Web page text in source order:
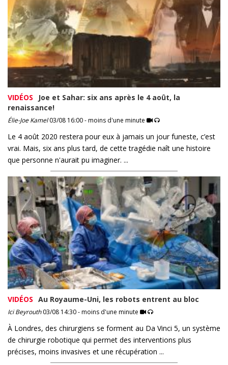
VIDÉOS
Joe et Sahar: six ans après le 4 août, la
renaissance!
Élie-Joe Kamel03/08 16:00 - moins d'une minute
Le 4 août 2020 restera pour eux à jamais un jour funeste, c’est
vrai. Mais, six ans plus tard, de cette tragédie naît une histoire
que personne n'aurait pu imaginer. ...
VIDÉOS Au Royaume-Uni, les robots entrent au bloc
Ici Beyrouth03/08 14:30 - moins d'une minute
À Londres, des chirurgiens se forment au Da Vinci 5, un système
de chirurgie robotique qui permet des interventions plus
précises, moins invasives et une récupération ...